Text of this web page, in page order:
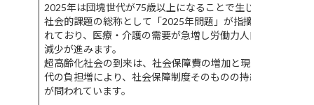
2025年は団塊世代が75歳以上になることで生じる
社会的課題の総称として「2025年問題」が指摘さ
れており、医療・介護の需要が急増し労働力人口が
減少が進みます。
超高齢化社会の到来は、社会保障費の増加と現役世
代の負担増により、社会保障制度そのものの持続性
が問われています。